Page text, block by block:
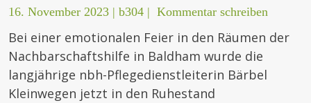
16. November 2023 | b304 | Kommentar schreiben
Bei einer emotionalen Feier in den Räumen der
Nachbarschaftshilfe in Baldham wurde die
langjährige nbh-Pflegedienstleiterin Bärbel
Kleinwegen jetzt in den Ruhestand